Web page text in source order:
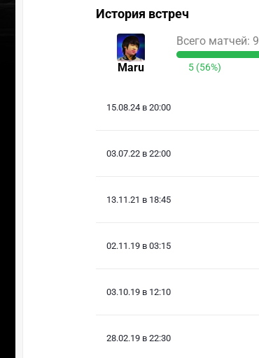
История встреч
Maru
Всего матчей: 9
5 (56%)
15.08.24 в 20:00
03.07.22 в 22:00
13.11.21 в 18:45
02.11.19 в 03:15
03.10.19 в 12:10
28.02.19 в 22:30